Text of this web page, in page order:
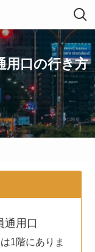
用口の行き方
通用口
1階にありま